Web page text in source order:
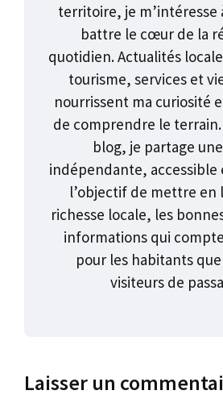
territoire, je m’intéresse
battre le cœur de la
quotidien. Actualités
tourisme, services et
nourrissent ma curiosité
de comprendre le terrain.
blog, je partage
indépendante, accessible
l’objectif de mettre en
richesse locale, les
informations qui
pour les habitants
visiteurs de
Laisser un